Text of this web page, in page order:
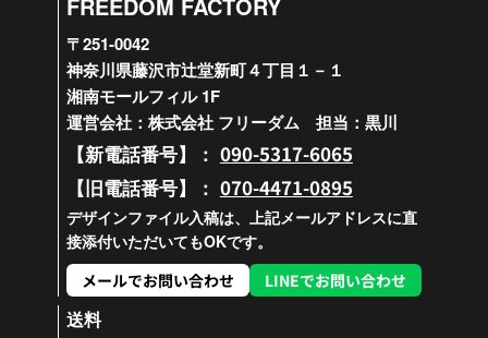
〒251-0042
神奈川県藤沢市辻堂新町４丁目１－１
湘南モールフィル 1F
運営会社：株式会社 フリーダム 担当：黒川
【新電話番号】： 090-5317-6065
【旧電話番号】： 070-4471-0895
デザインファイル入稿は、上記メールアドレスに直
接添付いただいてもOKです。
メールでお問い合わせ
LINEでお問い合わせ
送料